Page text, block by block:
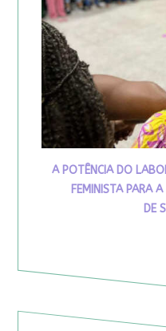
A POTÊNCIA DO
FEMINISTA PARA
DE